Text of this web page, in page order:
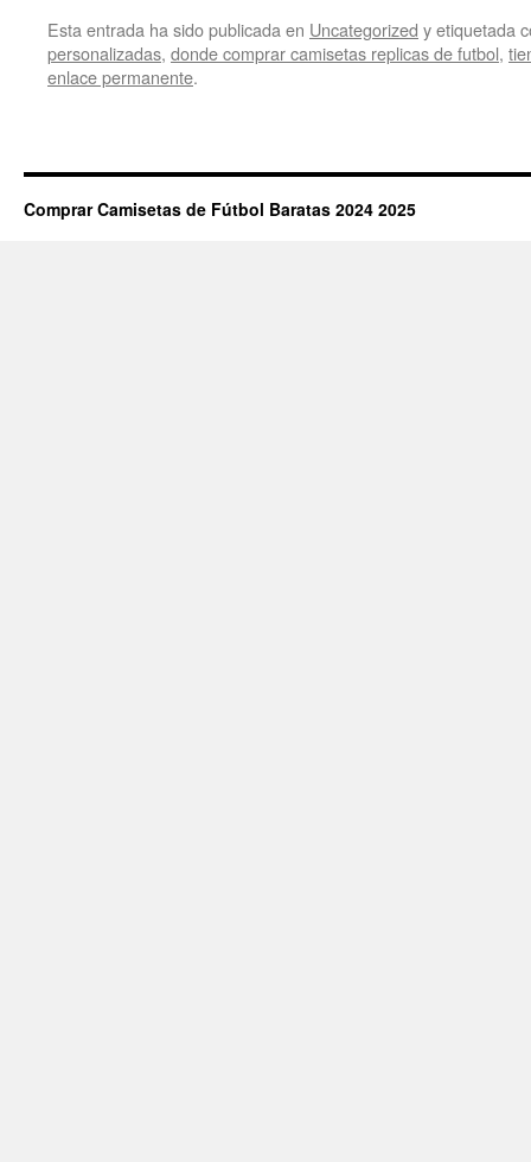
Esta entrada ha sido publicada en Uncategorized y etiquetada
personalizadas, donde comprar camisetas replicas de futbol,
enlace permanente.
Comprar Camisetas de Fútbol Baratas 2024 2025